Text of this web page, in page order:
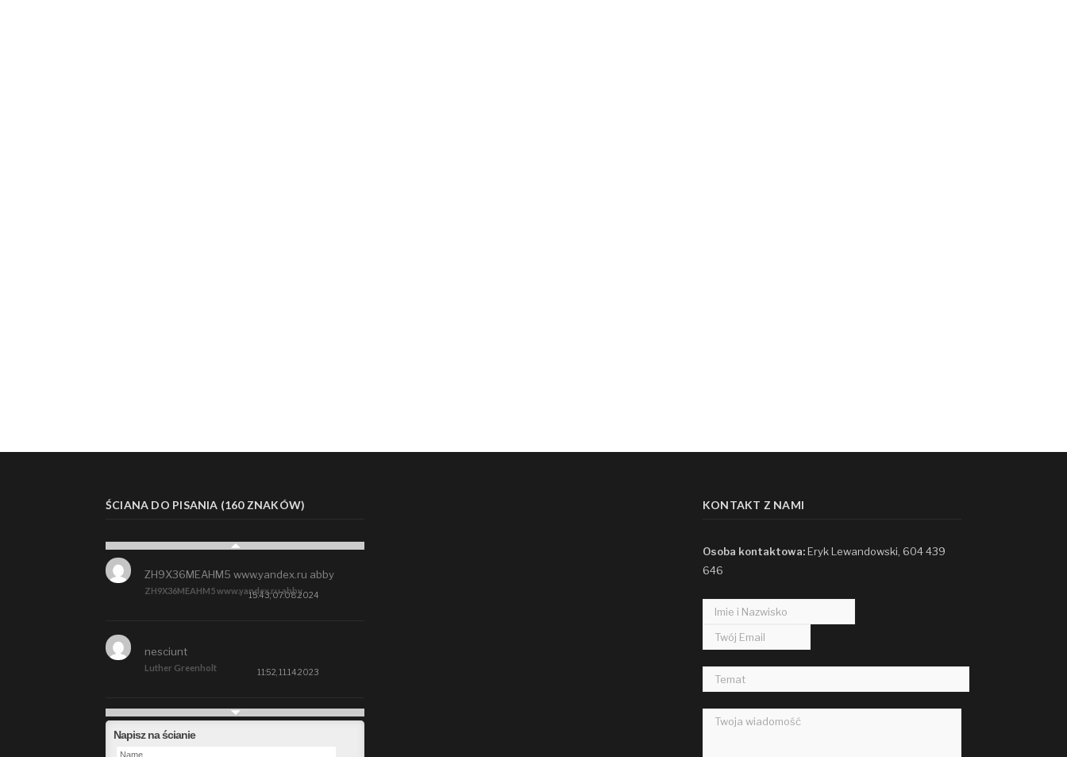
ŚCIANA DO PISANIA (160 ZNAKÓW)
ZH9X36MEAHM5 www.yandex.ru abby
ZH9X36MEAHM5 www.yandex.ru abby
15:43, 07.08.2024
Luther Greenholt
nesciunt
11:52, 11.14.2023
Future
Napisz na ścianie
KONTAKT Z NAMI
Osoba kontaktowa:Eryk Lewandowski, 604 439
646